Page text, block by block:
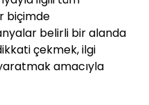
biçimde
belirli bir alanda
çekmek, ilgi
amacıyla